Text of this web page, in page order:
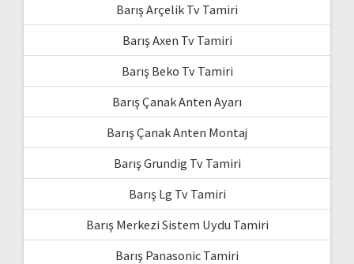
Barış Arçelik Tv Tamiri
Barış Axen Tv Tamiri
Barış Beko Tv Tamiri
Barış Çanak Anten Ayarı
Barış Çanak Anten Montaj
Barış Grundig Tv Tamiri
Barış Lg Tv Tamiri
Barış Merkezi Sistem Uydu Tamiri
Barış Panasonic Tamiri